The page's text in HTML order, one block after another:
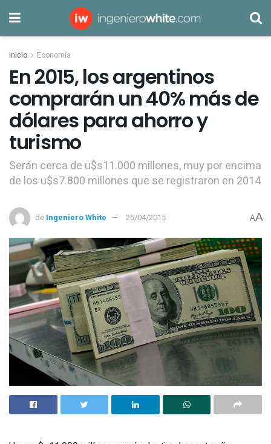
Inicio Economía
En 2015, los argentinos
comprarán un 40% más de
dólares para ahorro y
turismo
Serán cerca de u$s11.000 millones, muy por encima
de los u$s7.800 millones que se registraron en 2014
de Ingeniero White 26/04/2015 AA